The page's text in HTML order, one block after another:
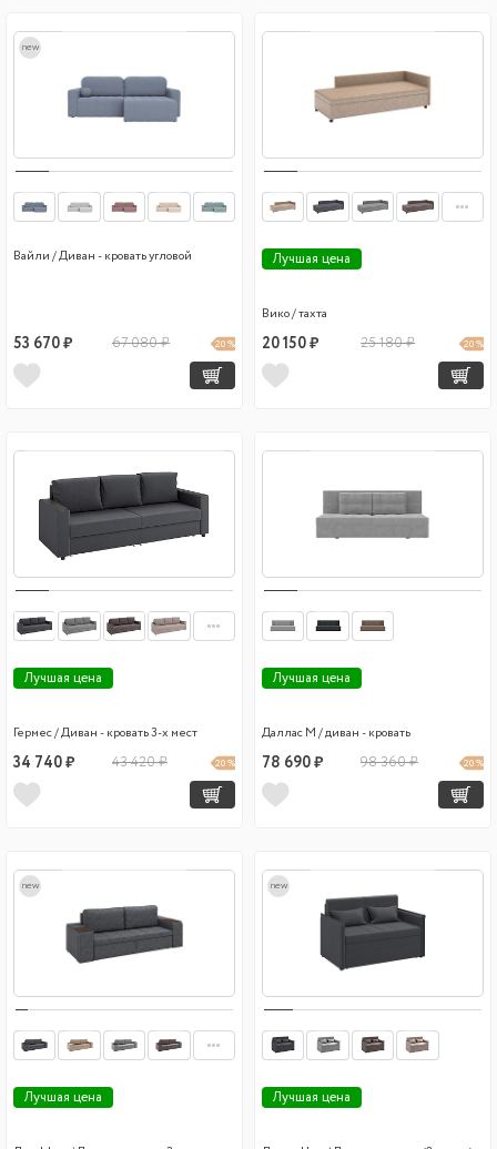
new
Вайли / Диван - кровать угловой
53 670 ₽ 67 080 ₽ 20 %
Лучшая цена
Вико / тахта
20 150 ₽ 25 180 ₽ 20 %
Лучшая цена
Гермес / Диван - кровать 3-х мест
34 740 ₽ 43 420 ₽ 20 %
Лучшая цена
Даллас М / диван - кровать
78 690 ₽ 98 360 ₽ 20 %
new
Лучшая цена
new
Лучшая цена